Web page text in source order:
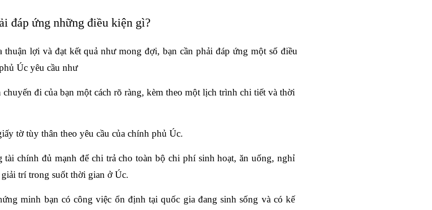
đáp ứng những điều kiện gì?
lợi và đạt kết quả như mong đợi, bạn cần phải đáp ứng một số điều
Úc yêu cầu như
đi của bạn một cách rõ ràng, kèm theo một lịch trình chi tiết và thời
tờ tùy thân theo yêu cầu của chính phủ Úc.
tài chính đủ mạnh để chi trả cho toàn bộ chi phí sinh hoạt, ăn uống, nghỉ
trí trong suốt thời gian ở Úc.
minh bạn có công việc ổn định tại quốc gia đang sinh sống và có kế